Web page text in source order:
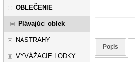
OBLEČENIE
Plávajúci oblek
NÁSTRAHY
VYVÁŽACIE LODKY
Popis